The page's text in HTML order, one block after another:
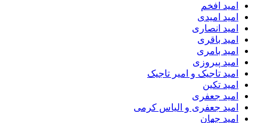
امید افخم
امید امیدی
امید انصاری
امید باقری
امید بامری
امید پیروزی
امید تاجیک و امیر تاجیک
امید تکین
امید جعفری
امید جعفری و الیاس کرمی
امید جهان